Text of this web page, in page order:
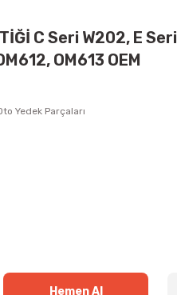
C Seri W202, E Seri
OM613 OEM
Yedek Parçaları
Hemen Al